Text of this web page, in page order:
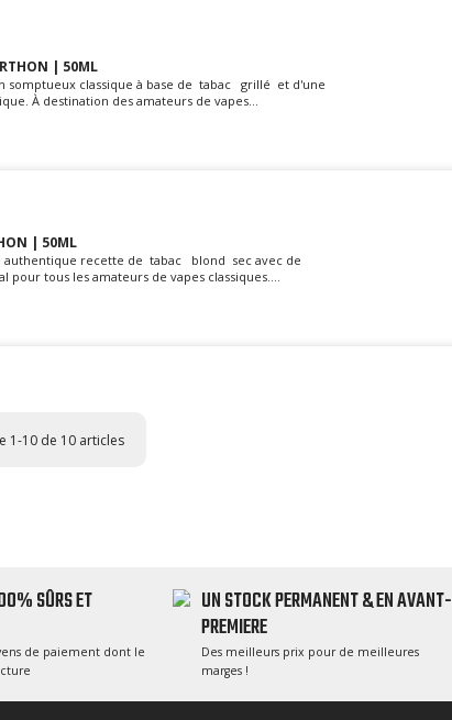
| 50ML
somptueux classique à base de tabac grillé et d'une
À destination des amateurs de vapes...
| 50ML
authentique recette de tabac blond sec avec de
tous les amateurs de vapes classiques....
1-10 de 10 articles
SÛRS ET
de paiement dont le
UN STOCK PERMANENT & EN AVANT-
PREMIERE
Des meilleurs prix pour de meilleures
marges !